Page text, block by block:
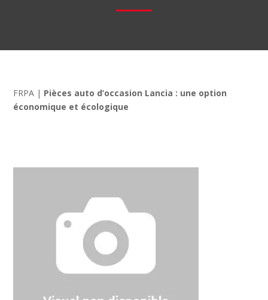
FRPA | Pièces auto d’occasion Lancia : une option
économique et écologique